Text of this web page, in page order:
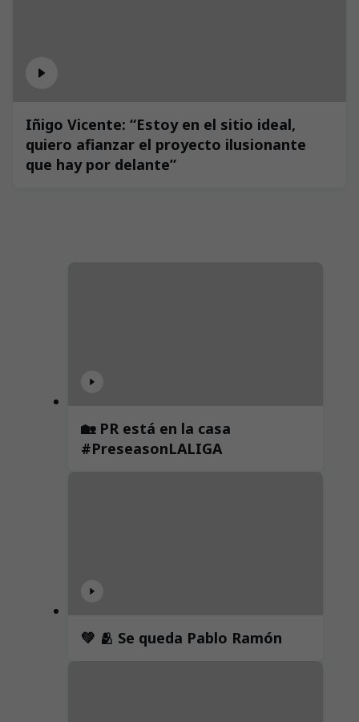
Iñigo Vicente: “Estoy en el sitio ideal,
quiero afianzar el proyecto ilusionante
que hay por delante”
🏡 PR está en la casa
#PreseasonLALIGA
💚 🫂 Se queda Pablo Ramón